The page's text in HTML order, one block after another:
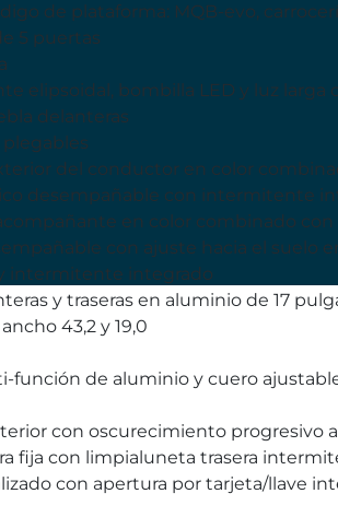
de plataforma: MQB-evo,
5 puertas
elipsoidal, bombilla LED y luz larga
delanteras
del conductor en color
desempañable con intermitente
en color combinado con
con ajuste hacia el suelo
intermitente integrado
y traseras en aluminio de 17
43,2 y 19,0
función de aluminio y cuero
con oscurecimiento progresivo
fija con limpialuneta trasera
con apertura por tarjeta/llave